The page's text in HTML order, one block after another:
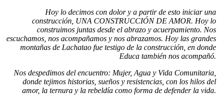
Hoy lo decimos con dolor y a partir de esto iniciar una
construcción, UNA CONSTRUCCIÓN DE AMOR. Hoy lo
construimos juntas desde el abrazo y acuerpamiento. Nos
escuchamos, nos acompañamos y nos abrazamos. Hoy las grandes
montañas de Lachatao fue testigo de la construcción, en donde
Educa también nos acompañó.
Nos despedimos del encuentro: Mujer, Agua y Vida Comunitaria,
donde tejimos historias, sueños y resistencias, con los hilos del
amor, la ternura y la rebeldía como forma de defender la vida.